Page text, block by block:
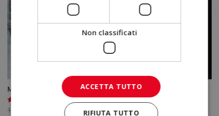
Master in Ottimizzazione Della Catena Logistica
Valutato
5.00
1.680,00 €Il
Non classificati
ACCETTA TUTTO
RIFIUTA TUTTO